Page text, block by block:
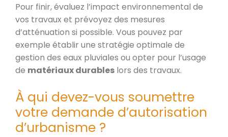
Pour finir, évaluez l’impact environnemental de
vos travaux et prévoyez des mesures
d’atténuation si possible. Vous pouvez par
exemple établir une stratégie optimale de
gestion des eaux pluviales ou opter pour l’usage
de matériaux durables lors des travaux.
À qui devez-vous soumettre
votre demande d’autorisation
d’urbanisme ?